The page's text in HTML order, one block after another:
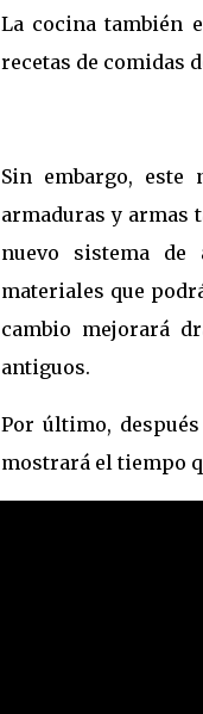
La cocina también
recetas de comidas
Sin embargo,
armaduras y armas
nuevo sistema de
materiales que
cambio mejorará
antiguos.
Por último,
mostrará el tiempo